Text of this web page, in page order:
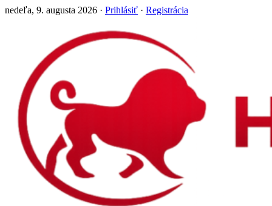
nedeľa, 9. augusta 2026 · Prihlásiť · Registrácia